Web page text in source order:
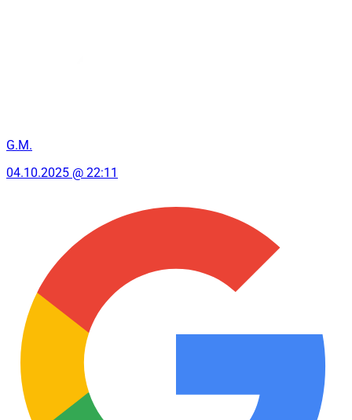
G.M.
04.10.2025 @ 22:11